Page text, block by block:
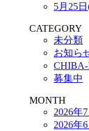
5月25
CATEGORY
未分類
お知ら
募集中
MONTH
2026年7
2026年6